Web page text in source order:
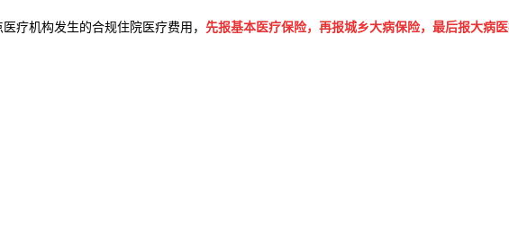
机构发生的合规住院医疗费用， 先报基本医疗保险，再报城乡大病保险，最后报大病